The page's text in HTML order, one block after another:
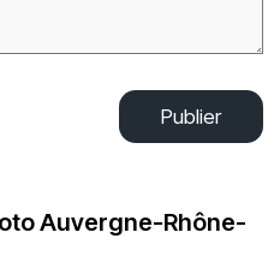
Publier
Auvergne-Rhône-